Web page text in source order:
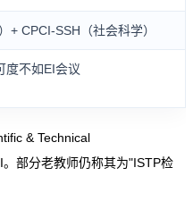
+ CPCI-SSH（社会科学）
度不如EI会议
& Technical
部分老教师仍称其为"ISTP检